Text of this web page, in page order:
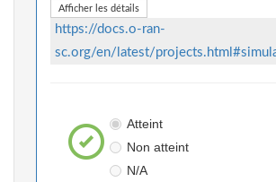
Afficher les détails
https://docs.o-ran-
sc.org/en/latest/
Atteint
Non atteint
N/A